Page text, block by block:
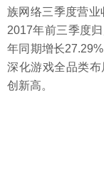
族网络三季度营业
2017年前三季度
年同期增长
深化游戏全品类
创新高。